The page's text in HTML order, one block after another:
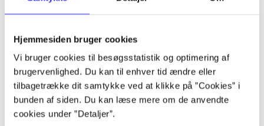
Hjemmesiden bruger cookies
Vi bruger cookies til besøgsstatistik og optimering af
brugervenlighed. Du kan til enhver tid ændre eller
tilbagetrække dit samtykke ved at klikke på ”Cookies” i
bunden af siden. Du kan læse mere om de anvendte
cookies under ”Detaljer”.
...